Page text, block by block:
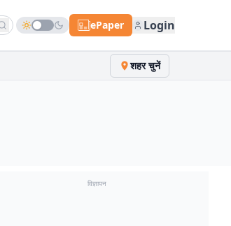
ePaper Login
शहर चुनें
विज्ञापन